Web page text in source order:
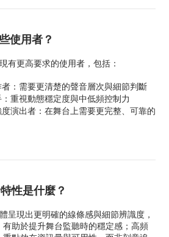
使用者？
有更高要求的使用者，包括：
：需要更清楚的聲音層次與細節判斷
重視動態穩定度與中低頻控制力
演出者：在舞台上需要更完整、可靠的
性是什麼？
呈現出更明確的線條感與細節辨識度，
助於提升舞台監聽時的穩定感；高頻